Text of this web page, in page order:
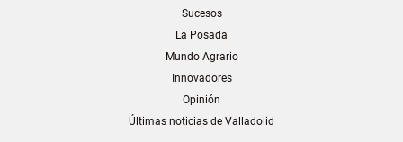
Sucesos
La Posada
Mundo Agrario
Innovadores
Opinión
Últimas noticias de Valladolid